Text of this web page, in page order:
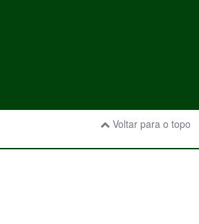
Voltar para o topo